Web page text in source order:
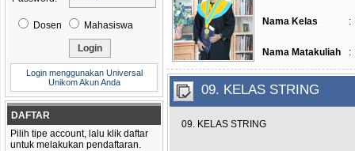
Dosen Mahasiswa
Login menggunakan Universal
Unikom Akun Anda
DAFTAR
Pilih tipe account, lalu klik daftar
untuk melakukan pendaftaran.
Nama Kelas :
Nama Matakuliah :
09. KELAS STRING
09. KELAS STRING